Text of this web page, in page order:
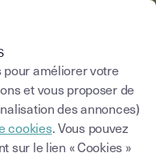
Saisissez un terme
améliorer votre
et vous proposer de
des annonces)
cookies. Vous pouvez
sur le lien « Cookies »